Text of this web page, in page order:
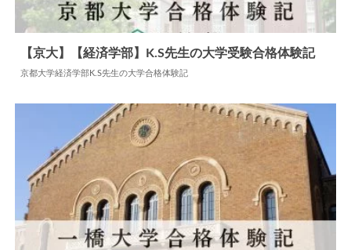
【京大】【経済学部】K.S先生の大学受験合格体験記
京都大学経済学部K.S先生の大学合格体験記